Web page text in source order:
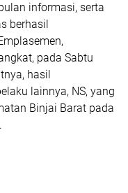
informasi, serta
berhasil
pada Sabtu
hasil
lainnya, NS, yang
Binjai Barat pada